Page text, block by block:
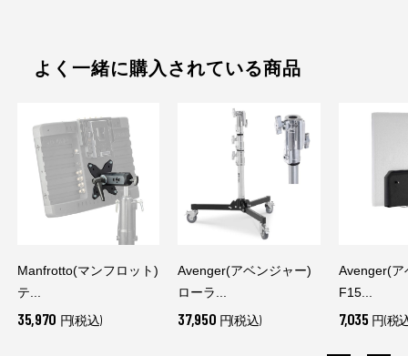
よく一緒に購入されている商品
Manfrotto(マンフロット)
テ...
35,970 円(税込)
Avenger(アベンジャー)
ローラ...
37,950 円(税込)
Avenger(ア
F15...
7,035 円(税